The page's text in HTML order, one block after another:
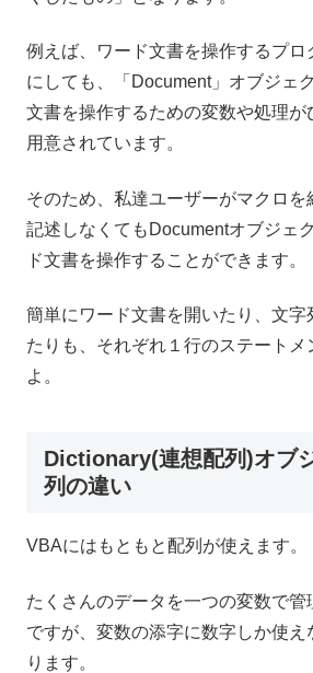
例えば、ワード文書を操作するプロ
にしても、「Document」オブジェ
文書を操作するための変数や処理が
用意されています。
そのため、私達ユーザーがマクロを
記述しなくてもDocumentオブジェ
ド文書を操作することができます。
簡単にワード文書を開いたり、文字
たりも、それぞれ１行のステートメ
よ。
Dictionary(連想配列)オブ
列の違い
VBAにはもともと配列が使えます。
たくさんのデータを一つの変数で
ですが、変数の添字に数字しか使え
ります。